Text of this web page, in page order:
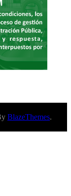
BlazeThemes.